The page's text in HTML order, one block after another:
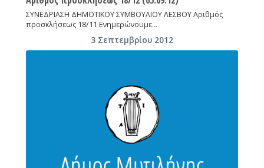
ΣΥΝΕΔΡΙΑΣΗ ΔΗΜΟΤΙΚΟΥ ΣΥΜΒΟΥΛΙΟΥ ΛΕΣΒΟΥ Αριθμός
προσκλήσεως 18/11 Ενημερώνουμε…
3 Σεπτεμβρίου 2012